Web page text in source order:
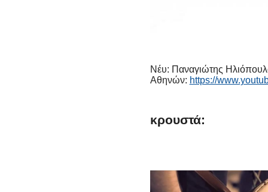
Νέυ: Παναγιώτης
Αθηνών: https://
κρουστά: